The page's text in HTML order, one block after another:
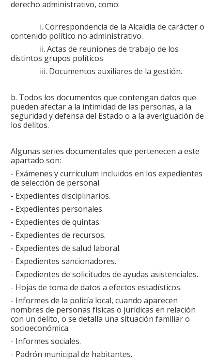
derecho administrativo, como:
i. Correspondencia de la Alcaldía de carácter o
contenido político no administrativo.
ii. Actas de reuniones de trabajo de los
distintos grupos políticos
iii. Documentos auxiliares de la gestión.
b. Todos los documentos que contengan datos que
pueden afectar a la intimidad de las personas, a la
seguridad y defensa del Estado o a la averiguación de
los delitos.
Algunas series documentales que pertenecen a este
apartado son:
- Exámenes y currículum incluidos en los expedientes
de selección de personal.
- Expedientes disciplinarios.
- Expedientes personales.
- Expedientes de quintas.
- Expedientes de recursos.
- Expedientes de salud laboral.
- Expedientes sancionadores.
- Expedientes de solicitudes de ayudas asistenciales.
- Hojas de toma de datos a efectos estadísticos.
- Informes de la policía local, cuando aparecen
nombres de personas físicas o jurídicas en relación
con un delito, o se detalla una situación familiar o
socioeconómica.
- Informes sociales.
- Padrón municipal de habitantes.